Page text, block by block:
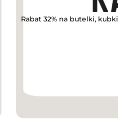
Rabat 32% na butelki,